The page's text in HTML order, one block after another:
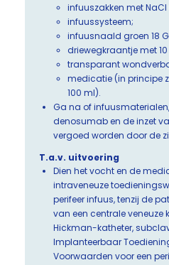
infuuszakken met NaCl
infuussysteem;
infuusnaald groen 18 G
driewegkraantje met
transparant
medicatie (in principe
100 ml).
Ga na of
denosumab en de inzet
vergoed worden door de
T.a.v. uitvoering
Dien het vocht en de
intraveneuze
perifeer infuus, tenzij de
van een centrale veneuze
Hickman-katheter,
Implanteerbaar
Voorwaarden voor een